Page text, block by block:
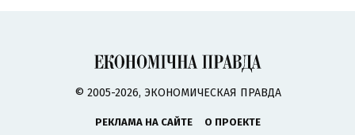
© 2005-2026, ЭКОНОМИЧЕСКАЯ ПРАВДА
РЕКЛАМА НА САЙТЕ
О ПРОЕКТЕ